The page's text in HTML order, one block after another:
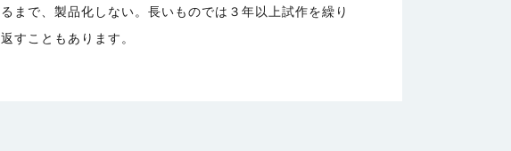
るまで、製品化しない。長いものでは３年以上試作を繰り
返すこともあります。